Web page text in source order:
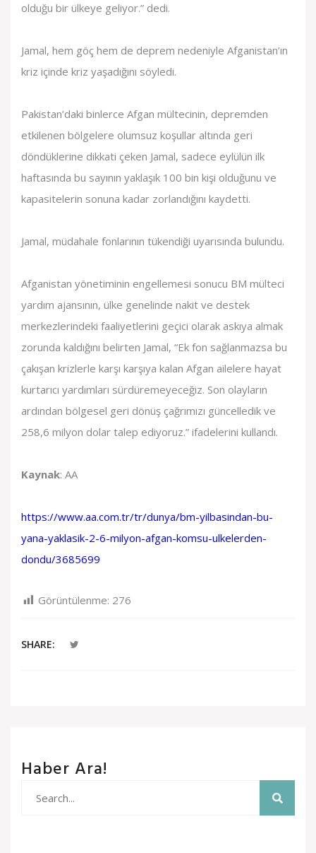
olduğu bir ülkeye geliyor.” dedi.
Jamal, hem göç hem de deprem nedeniyle Afganistan’ın
kriz içinde kriz yaşadığını söyledi.
Pakistan’daki binlerce Afgan mültecinin, depremden
etkilenen bölgelere olumsuz koşullar altında geri
döndüklerine dikkati çeken Jamal, sadece eylülün ilk
haftasında bu sayının yaklaşık 100 bin kişi olduğunu ve
kapasitelerin sonuna kadar zorlandığını kaydetti.
Jamal, müdahale fonlarının tükendiği uyarısında bulundu.
Afganistan yönetiminin engellemesi sonucu BM mülteci
yardım ajansının, ülke genelinde nakit ve destek
merkezlerindeki faaliyetlerini geçici olarak askıya almak
zorunda kaldığını belirten Jamal, “Ek fon sağlanmazsa bu
çakışan krizlerle karşı karşıya kalan Afgan ailelere hayat
kurtarıcı yardımları sürdüremeyeceğiz. Son olayların
ardından bölgesel geri dönüş çağrımızı güncelledik ve
258,6 milyon dolar talep ediyoruz.” ifadelerini kullandı.
Kaynak: AA
https://www.aa.com.tr/tr/dunya/bm-yilbasindan-bu-
yana-yaklasik-2-6-milyon-afgan-komsu-ulkelerden-
dondu/3685699
Görüntülenme: 276
SHARE:
Haber Ara!